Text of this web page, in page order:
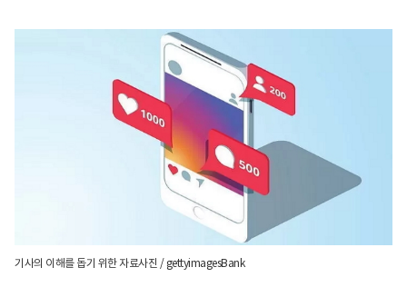
기사의 이해를 돕기 위한 자료사진 / gettyimagesBank